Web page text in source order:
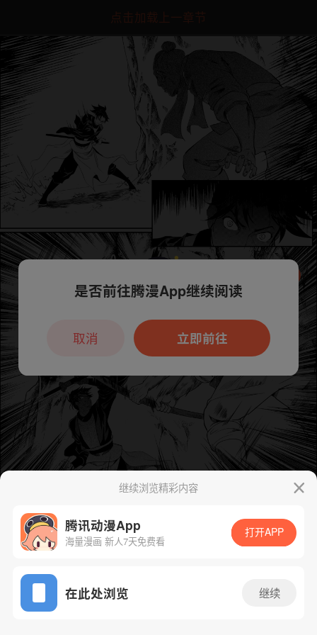
点击加载上一章节
App免费看
下一话 腾漫App免费看
继续浏览精彩内容
腾讯动漫App
海量漫画 新人7天免费看
打开APP
在此处浏览 继续
本章节仅支持App阅读，可打开App新用
户7天免费看
是否前往腾漫App继续阅读
立即前往
取消